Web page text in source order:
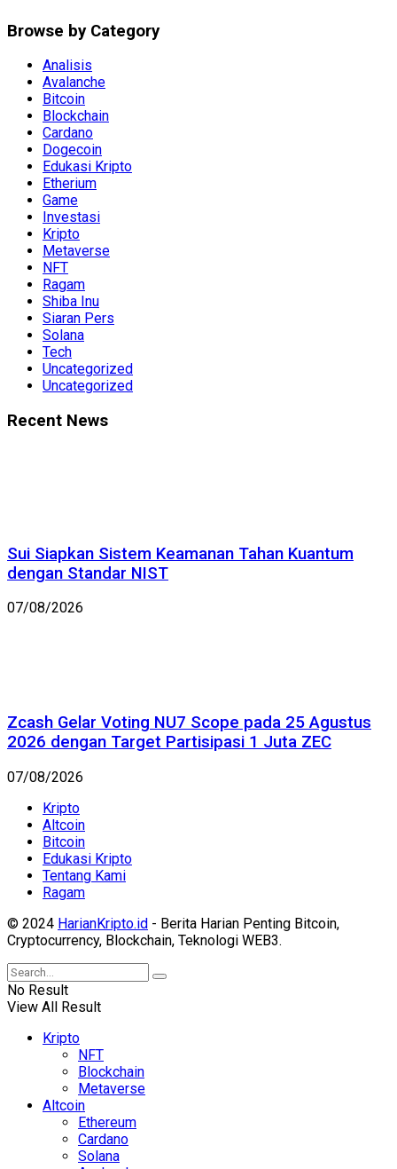
Browse by Category
Analisis
Avalanche
Bitcoin
Blockchain
Cardano
Dogecoin
Edukasi Kripto
Etherium
Game
Investasi
Kripto
Metaverse
NFT
Ragam
Shiba Inu
Siaran Pers
Solana
Tech
Uncategorized
Uncategorized
Recent News
Sui Siapkan Sistem Keamanan Tahan Kuantum
dengan Standar NIST
07/08/2026
Zcash Gelar Voting NU7 Scope pada 25 Agustus
2026 dengan Target Partisipasi 1 Juta ZEC
07/08/2026
Kripto
Altcoin
Bitcoin
Edukasi Kripto
Tentang Kami
Ragam
© 2024 HarianKripto.id - Berita Harian Penting Bitcoin,
Cryptocurrency, Blockchain, Teknologi WEB3.
No Result
View All Result
Kripto
NFT
Blockchain
Metaverse
Altcoin
Ethereum
Cardano
Solana